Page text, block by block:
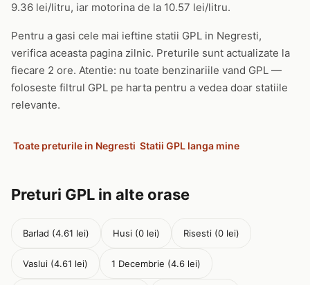
9.36 lei/litru, iar motorina de la 10.57 lei/litru.
Pentru a gasi cele mai ieftine statii GPL in Negresti,
verifica aceasta pagina zilnic. Preturile sunt actualizate la
fiecare 2 ore. Atentie: nu toate benzinariile vand GPL —
foloseste filtrul GPL pe harta pentru a vedea doar statiile
relevante.
Toate preturile in Negresti Statii GPL langa mine
Preturi GPL in alte orase
Barlad (4.61 lei) Husi (0 lei) Risesti (0 lei)
Vaslui (4.61 lei) 1 Decembrie (4.6 lei)